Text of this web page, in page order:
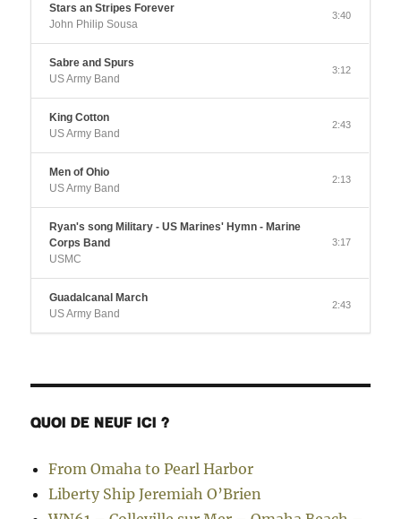
Stars an Stripes Forever
John Philip Sousa
3:40
Sabre and Spurs
US Army Band
3:12
King Cotton
US Army Band
2:43
Men of Ohio
US Army Band
2:13
Ryan's song Military - US Marines' Hymn - Marine
Corps Band
USMC
3:17
Guadalcanal March
US Army Band
2:43
QUOI DE NEUF ICI ?
From Omaha to Pearl Harbor
Liberty Ship Jeremiah O’Brien